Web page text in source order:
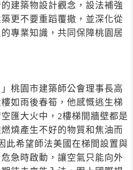
建築物設計觀念，設法補強
更不要重蹈覆撤，並深化從
專業知識，共同保障桃園居
」桃園市建築師公會理事長高
如雨後春筍，他感慨逃生梯
匯大火中，2樓梯間牆壁都是
燒產生不好的物質和焦油而
此希望師法美國在梯間設置與
急時啟動，讓空氣只能向外